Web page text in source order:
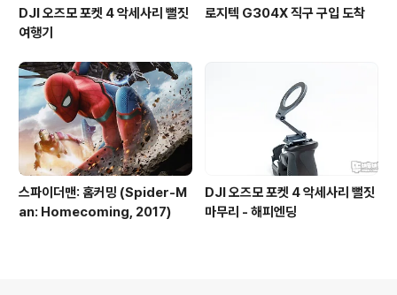
DJI 오즈모 포켓 4 악세사리 뻘짓
여행기
로지텍 G304X 직구 구입 도착
스파이더맨: 홈커밍 (Spider-M
an: Homecoming, 2017)
DJI 오즈모 포켓 4 악세사리 뻘짓
마무리 - 해피엔딩